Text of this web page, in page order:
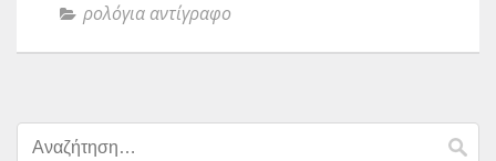
ρολόγια αντίγραφο
Αναζήτηση